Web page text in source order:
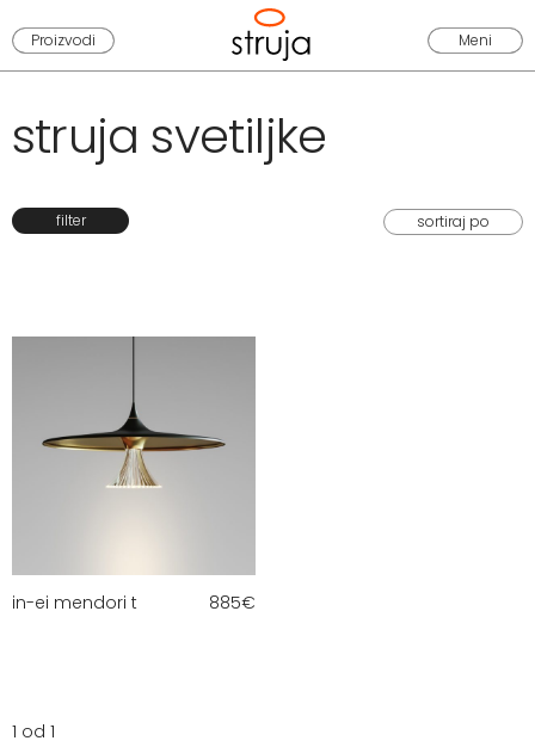
Proizvodi Meni
struja svetiljke
filter
in-ei mendori t 885€
1 od 1